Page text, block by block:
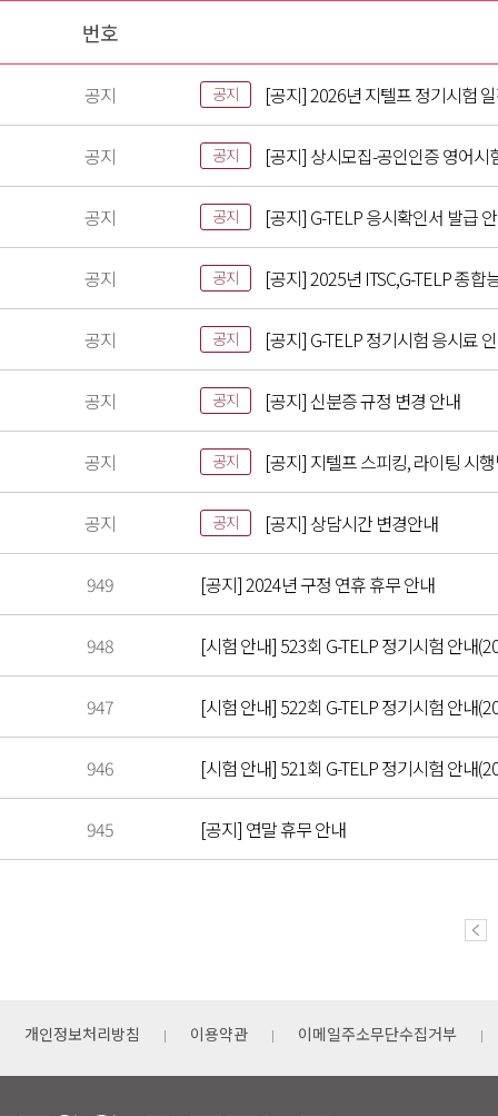
번호
공지 공지 [공지] 2026년 지텔프 정기시험
공지 공지 [공지] 상시모집-공인인증 영어시
공지 공지 [공지] G-TELP 응시확인서 발급
공지 공지 [공지] 2025년 ITSC,G-TELP 종합
공지 공지 [공지] G-TELP 정기시험 응시료
공지 공지 [공지] 신분증 규정 변경 안내
공지 공지 [공지] 지텔프 스피킹, 라이팅 시
공지 공지 [공지] 상담시간 변경안내
949 [공지] 2024년 구정 연휴 휴무 안내
948 [시험 안내] 523회 G-TELP 정기시험 안내
947 [시험 안내] 522회 G-TELP 정기시험 안내
946 [시험 안내] 521회 G-TELP 정기시험 안내
945 [공지] 연말 휴무 안내
개인정보처리방침 이용약관 이메일주소무단수집거부